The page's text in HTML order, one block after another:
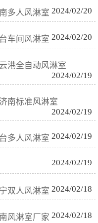
多人风淋室 2024/02/20
车间风淋室 2024/02/20
港全自动风淋室
2024/02/19
南标准风淋室
2024/02/19
多人风淋室 2024/02/19
2024/02/19
双人风淋室 2024/02/18
风淋室厂家 2024/02/18